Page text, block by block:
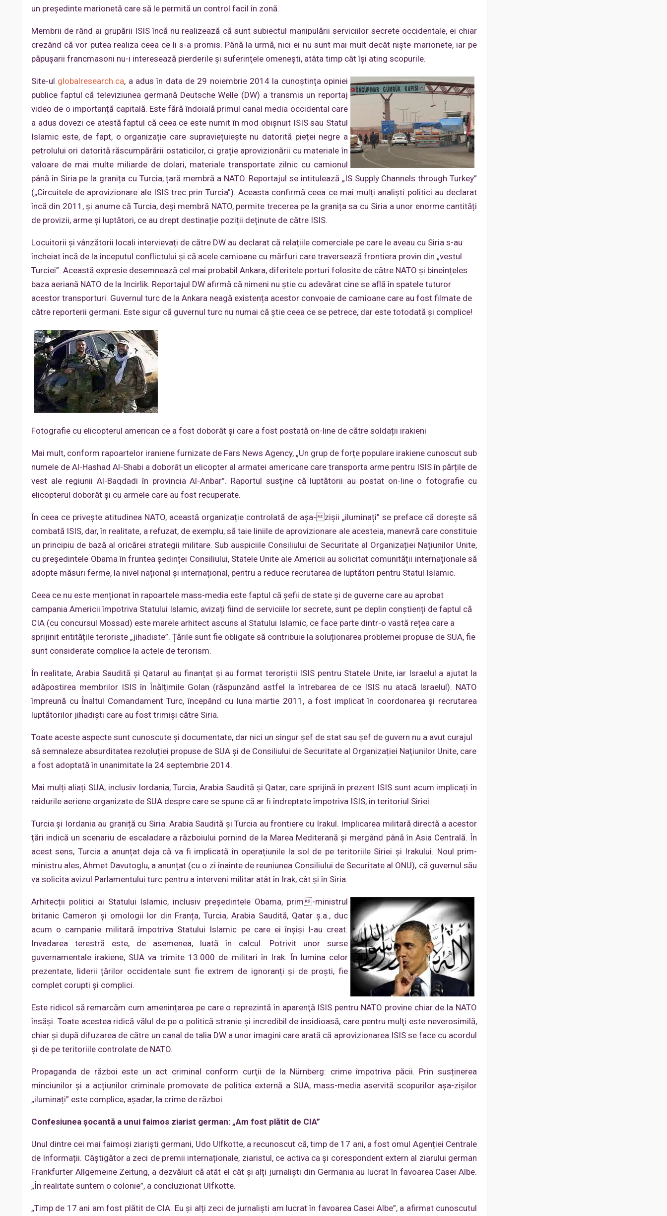
un preşedinte marionetă care să le permită un control facil în zonă.
Membrii de rând ai grupării ISIS încă nu realizează că sunt subiectul manipulării serviciilor secrete occidentale, ei chiar
crezând că vor putea realiza ceea ce li s-a promis. Până la urmă, nici ei nu sunt mai mult decât nişte marionete, iar pe
păpuşarii francmasoni nu-i interesează pierderile şi suferinţele omeneşti, atâta timp cât își ating scopurile.
Site-ul globalresearch.ca, a adus în data de 29 noiembrie 2014 la cunoștința opiniei
publice faptul că televiziunea germană Deutsche Welle (DW) a transmis un reportaj
video de o importanță capitală. Este fără îndoială primul canal media occidental care
a adus dovezi ce atestă faptul că ceea ce este numit în mod obișnuit ISIS sau Statul
Islamic este, de fapt, o organizație care supraviețuiește nu datorită pieței negre a
petrolului ori datorită răscumpărării ostaticilor, ci grație aprovizionării cu materiale în
valoare de mai multe miliarde de dolari, materiale transportate zilnic cu camionul
până în Siria pe la granița cu Turcia, țară membră a NATO. Reportajul se intitulează „IS Supply Channels through Turkey”
(„Circuitele de aprovizionare ale ISIS trec prin Turcia”). Aceasta confirmă ceea ce mai mulți analiști politici au declarat
încă din 2011, și anume că Turcia, deși membră NATO, permite trecerea pe la granița sa cu Siria a unor enorme cantități
de provizii, arme și luptători, ce au drept destinație poziții deținute de către ISIS.
Locuitorii și vânzătorii locali intervievați de către DW au declarat că relațiile comerciale pe care le aveau cu Siria s-au
încheiat încă de la începutul conflictului și că acele camioane cu mărfuri care traversează frontiera provin din „vestul
Turciei”. Această expresie desemnează cel mai probabil Ankara, diferitele porturi folosite de către NATO și bineînțeles
baza aeriană NATO de la Incirlik. Reportajul DW afirmă că nimeni nu știe cu adevărat cine se află în spatele tuturor
acestor transporturi. Guvernul turc de la Ankara neagă existența acestor convoaie de camioane care au fost filmate de
către reporterii germani. Este sigur că guvernul turc nu numai că știe ceea ce se petrece, dar este totodată și complice!
Fotografie cu elicopterul american ce a fost doborât şi care a fost postată on-line de către soldații irakieni
Mai mult, conform rapoartelor iraniene furnizate de Fars News Agency, „Un grup de forțe populare irakiene cunoscut sub
numele de Al-Hashad Al-Shabi a doborât un elicopter al armatei americane care transporta arme pentru ISIS în părțile de
vest ale regiunii Al-Baqdadi în provincia Al-Anbar”. Raportul susține că luptătorii au postat on-line o fotografie cu
elicopterul doborât și cu armele care au fost recuperate.
În ceea ce privește atitudinea NATO, această organizație controlată de așa-zișii „iluminați” se preface că dorește să
combată ISIS, dar, în realitate, a refuzat, de exemplu, să taie liniile de aprovizionare ale acesteia, manevră care constituie
un principiu de bază al oricărei strategii militare. Sub auspiciile Consiliului de Securitate al Organizației Națiunilor Unite,
cu președintele Obama în fruntea ședinței Consiliului, Statele Unite ale Americii au solicitat comunității internaționale să
adopte măsuri ferme, la nivel național și internațional, pentru a reduce recrutarea de luptători pentru Statul Islamic.
Ceea ce nu este menționat în rapoartele mass-media este faptul că șefii de state și de guverne care au aprobat
campania Americii împotriva Statului Islamic, avizaţi fiind de serviciile lor secrete, sunt pe deplin conștienți de faptul că
CIA (cu concursul Mossad) este marele arhitect ascuns al Statului Islamic, ce face parte dintr-o vastă rețea care a
sprijinit entitățile teroriste „jihadiste”. Țările sunt fie obligate să contribuie la soluționarea problemei propuse de SUA, fie
sunt considerate complice la actele de terorism.
În realitate, Arabia Saudită și Qatarul au finanțat și au format teroriștii ISIS pentru Statele Unite, iar Israelul a ajutat la
adăpostirea membrilor ISIS în Înălțimile Golan (răspunzând astfel la întrebarea de ce ISIS nu atacă Israelul). NATO
împreună cu Înaltul Comandament Turc, începând cu luna martie 2011, a fost implicat în coordonarea şi recrutarea
luptătorilor jihadiști care au fost trimiși către Siria.
Toate aceste aspecte sunt cunoscute și documentate, dar nici un singur șef de stat sau șef de guvern nu a avut curajul
să semnaleze absurditatea rezoluției propuse de SUA și de Consiliului de Securitate al Organizației Națiunilor Unite, care
a fost adoptată în unanimitate la 24 septembrie 2014.
Mai mulți aliați SUA, inclusiv Iordania, Turcia, Arabia Saudită și Qatar, care sprijină în prezent ISIS sunt acum implicați în
raidurile aeriene organizate de SUA despre care se spune că ar fi îndreptate împotriva ISIS, în teritoriul Siriei.
Turcia și Iordania au graniță cu Siria. Arabia Saudită și Turcia au frontiere cu Irakul. Implicarea militară directă a acestor
țări indică un scenariu de escaladare a războiului pornind de la Marea Mediterană și mergând până în Asia Centrală. În
acest sens, Turcia a anunțat deja că va fi implicată în operațiunile la sol de pe teritoriile Siriei și Irakului. Noul prim-
ministru ales, Ahmet Davutoglu, a anunțat (cu o zi înainte de reuniunea Consiliului de Securitate al ONU), că guvernul său
va solicita avizul Parlamentului turc pentru a interveni militar atât în Irak, cât și în Siria.
Arhitecții politici ai Statului Islamic, inclusiv președintele Obama, prim-ministrul
britanic Cameron și omologii lor din Franța, Turcia, Arabia Saudită, Qatar ș.a., duc
acum o campanie militară împotriva Statului Islamic pe care ei înșiși l-au creat.
Invadarea terestră este, de asemenea, luată în calcul. Potrivit unor surse
guvernamentale irakiene, SUA va trimite 13.000 de militari în Irak. În lumina celor
prezentate, liderii țărilor occidentale sunt fie extrem de ignoranți și de proşti, fie
complet corupti și complici.
Este ridicol să remarcăm cum amenințarea pe care o reprezintă în aparenţă ISIS pentru NATO provine chiar de la NATO
însăși. Toate acestea ridică vălul de pe o politică stranie și incredibil de insidioasă, care pentru mulţi este neverosimilă,
chiar și după difuzarea de către un canal de talia DW a unor imagini care arată că aprovizionarea ISIS se face cu acordul
și de pe teritoriile controlate de NATO.
Propaganda de război este un act criminal conform curţii de la Nürnberg: crime împotriva păcii. Prin susținerea
minciunilor și a acțiunilor criminale promovate de politica externă a SUA, mass-media aservită scopurilor așa-zișilor
„iluminați” este complice, așadar, la crime de război.
Confesiunea şocantă a unui faimos ziarist german: „Am fost plătit de CIA”
Unul dintre cei mai faimoşi ziarişti germani, Udo Ulfkotte, a recunoscut că, timp de 17 ani, a fost omul Agenției Centrale
de Informații. Câştigător a zeci de premii internaționale, ziaristul, ce activa ca şi corespondent extern al ziarului german
Frankfurter Allgemeine Zeitung, a dezvăluit că atât el cât și alți jurnaliști din Germania au lucrat în favoarea Casei Albe.
„În realitate suntem o colonie”, a concluzionat Ulfkotte.
„Timp de 17 ani am fost plătit de CIA. Eu și alți zeci de jurnaliști am lucrat în favoarea Casei Albe”, a afirmat cunoscutul